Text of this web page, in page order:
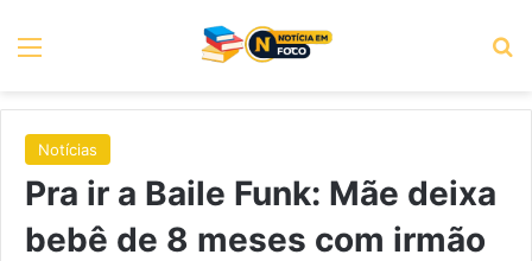
Menu
Notícias
Pra ir a Baile Funk: Mãe deixa
bebê de 8 meses com irmão